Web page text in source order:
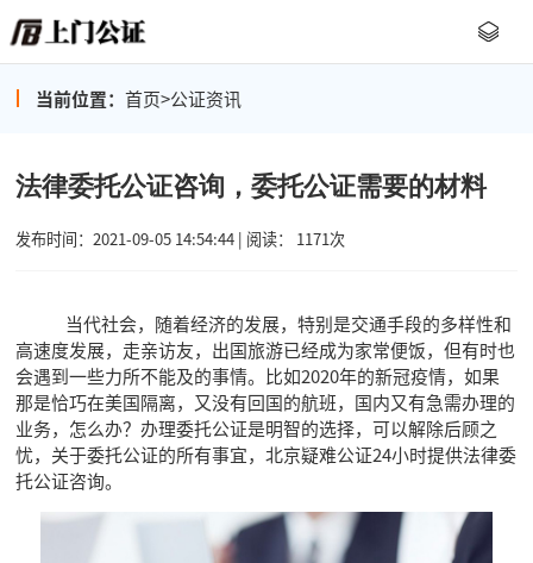
当前位置： 首页>公证资讯
法律委托公证咨询，委托公证需要的材料
发布时间：2021-09-05 14:54:44 | 阅读： 1171次
当代社会，随着经济的发展，特别是交通手段的多样性和
高速度发展，走亲访友，出国旅游已经成为家常便饭，但有时也
会遇到一些力所不能及的事情。比如2020年的新冠疫情，如果
那是恰巧在美国隔离，又没有回国的航班，国内又有急需办理的
业务，怎么办？办理委托公证是明智的选择，可以解除后顾之
忧，关于委托公证的所有事宜，北京疑难公证24小时提供法律委
托公证咨询。